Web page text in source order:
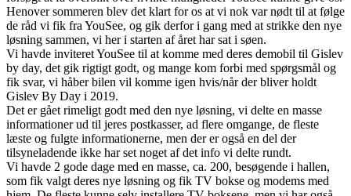
Henover sommeren blev det klart for os at vi nok var nødt til at følge
de råd vi fik fra YouSee, og gik derfor i gang med at strikke den nye
løsning sammen, vi her i starten af året har sat i søen.
Vi havde inviteret YouSee til at komme med deres demobil til Gislev
by day, det gik rigtigt godt, og mange kom forbi med spørgsmål og
fik svar, vi håber bilen vil komme igen hvis/når der bliver holdt
Gislev By Day i 2019.
Det er gået rimeligt godt med den nye løsning, vi delte en masse
informationer ud til jeres postkasser, ad flere omgange, de fleste
læste og fulgte informationerne, men der er også en del der
tilsyneladende ikke har set noget af det info vi delte rundt.
Vi havde 2 gode dage med en masse, ca. 200, besøgende i hallen,
som fik valgt deres nye løsning og fik TV bokse og modems med